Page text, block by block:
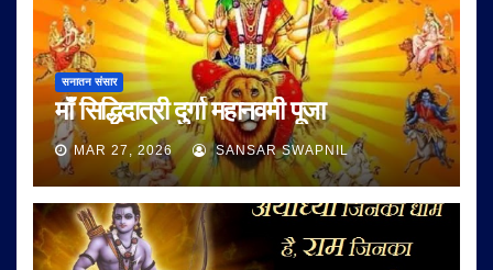
सनातन संसार
माँ सिद्धिदात्री दुर्गा महानवमी पूजा
MAR 27, 2026 SANSAR SWAPNIL